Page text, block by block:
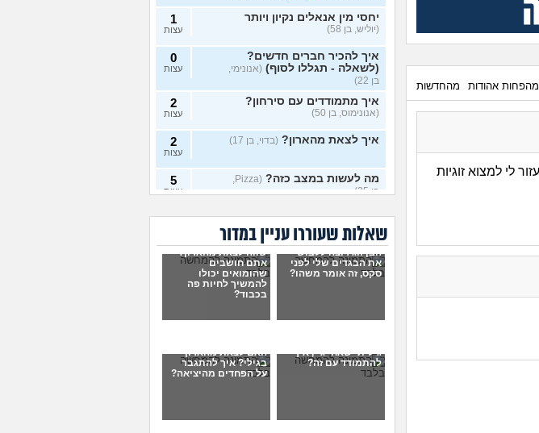
מהפחות אהודות מהחדשות
יחסי מין אנאלים נקיון ויותר
(יוליש, בן 58)
1
עצות
איך להכיר חברים חדשים?
(לשאלה - תגללו לסוף) (אנונימי,
בן 22)
0
עצות
איך מתמודדים עם סירחון?
(אנונימוס, בן 50)
2
עצות
איך לצאת מהארון? (בדוי, בן 17) 2
עצות
מה לעשות במצב כזה?
בן 25)
5
עצות
שינוי מין בקבע (טרנסית בקבע, בת
24)
1
שינוי מין בשירות קבע? (א, בת
24)
0
שלם עם עצמי אבל דבר אחד
נשיקה עם חבר קרוב אבל לא
7
(תמר, בת 44) עצות
שאלות שעוררו עניין במדור
הבן זוג רוצה ללבוש
את הבגדים שלי לפני
סקס, זה אומר משהו?
שווה לצאת מהארון?
אתם חושבים
שהומואים יכולו
להמשיך לחיות פה
בכבוד?
גיליתי שאחי גיי, איך
להתמודד עם זה?
האם לצאת מהארון
בגילי? איך להתגבר
על הפחדים מהיציאה?